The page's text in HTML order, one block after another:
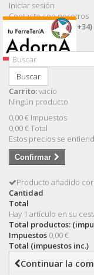
Iniciar sesión
Contacte con nosotros
Llámanos ahora:
Buscar
Carrito:vacío
Ningún producto
0,00 € Impuestos
0,00 €Total
Estos precios se
Confirmar
Producto añadido
Cantidad
Total
Hay 1 artículo en su
Total productos:
Impuestos 0,00 €
Total (impuestos inc.)
Continuar la